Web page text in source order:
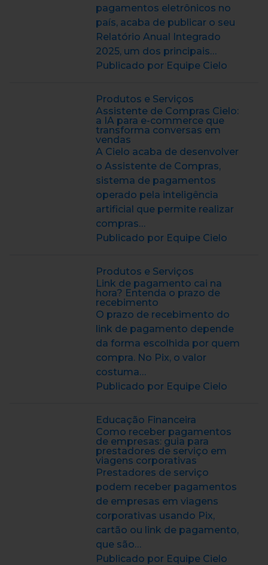
pagamentos eletrônicos no
país, acaba de publicar o seu
Relatório Anual Integrado
2025, um dos principais…
Publicado por Equipe Cielo
Produtos e Serviços
Assistente de Compras Cielo:
a IA para e-commerce que
transforma conversas em
vendas
A Cielo acaba de desenvolver
o Assistente de Compras,
sistema de pagamentos
operado pela inteligência
artificial que permite realizar
compras…
Publicado por Equipe Cielo
Produtos e Serviços
Link de pagamento cai na
hora? Entenda o prazo de
recebimento
O prazo de recebimento do
link de pagamento depende
da forma escolhida por quem
compra. No Pix, o valor
costuma…
Publicado por Equipe Cielo
Educação Financeira
Como receber pagamentos
de empresas: guia para
prestadores de serviço em
viagens corporativas
Prestadores de serviço
podem receber pagamentos
de empresas em viagens
corporativas usando Pix,
cartão ou link de pagamento,
que são…
Publicado por Equipe Cielo